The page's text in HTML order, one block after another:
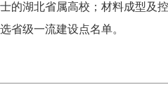
的湖北省属高校；材料成型及
省级一流建设点名单。